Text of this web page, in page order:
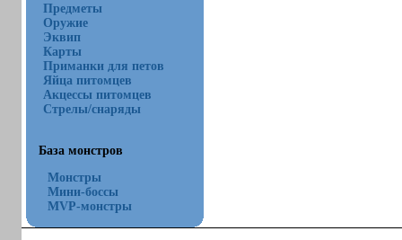
Предметы
Оружие
Эквип
Карты
Приманки для петов
Яйца питомцев
Акцессы питомцев
Стрелы/снаряды
База монстров
Монстры
Мини-боссы
MVP-монстры